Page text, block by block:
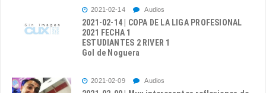
2021-02-14 Audios
2021-02-14 | COPA DE LA LIGA PROFESIONAL
2021 FECHA 1
ESTUDIANTES 2 RIVER 1
Gol de Noguera
2021-02-09 Audios